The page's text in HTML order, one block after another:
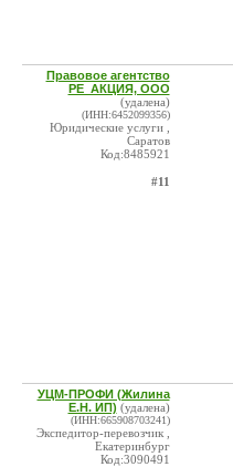
Правовое агентство
РЕ_АКЦИЯ, ООО
(удалена)
(ИНН:6452099356)
Юридические услуги ,
Саратов
Код:8485921
#11
УЦМ-ПРОФИ (Жилина
Е.Н. ИП) (удалена)
(ИНН:665908703241)
Экспедитор-перевозчик ,
Екатеринбург
Код:3090491